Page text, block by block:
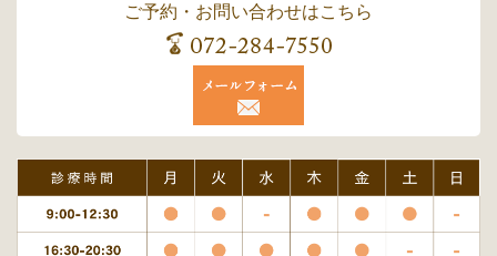
ご予約・お問い合わせはこちら